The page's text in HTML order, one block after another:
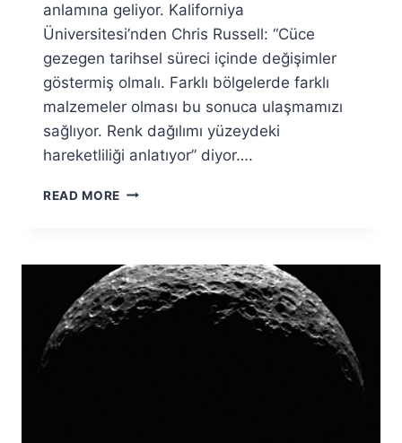
anlamına geliyor. Kaliforniya
Üniversitesi’nden Chris Russell: “Cüce
gezegen tarihsel süreci içinde değişimler
göstermiş olmalı. Farklı bölgelerde farklı
malzemeler olması bu sonuca ulaşmamızı
sağlıyor. Renk dağılımı yüzeydeki
hareketliliği anlatıyor” diyor….
READ MORE RENKLI